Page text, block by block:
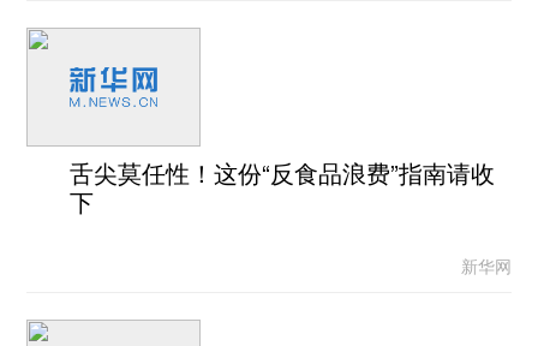
舌尖莫任性！这份“反食品浪费”指南请收
下
新华网